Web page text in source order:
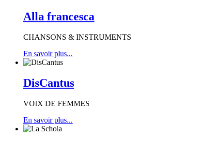
Alla francesca
CHANSONS & INSTRUMENTS
En savoir plus...
DisCantus
VOIX DE FEMMES
En savoir plus...